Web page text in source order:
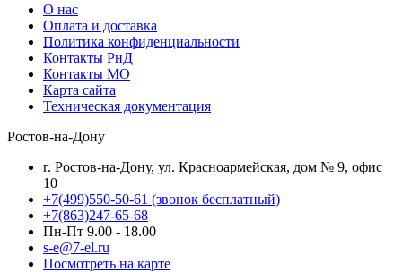
О нас
Оплата и доставка
Политика конфиденциальности
Контакты РнД
Контакты МО
Карта сайта
Техническая документация
Ростов-на-Дону
г. Ростов-на-Дону, ул. Красноармейская, дом № 9, офис
10
+7(499)550-50-61 (звонок бесплатный)
+7(863)247-65-68
Пн-Пт 9.00 - 18.00
s-e@7-el.ru
Посмотреть на карте